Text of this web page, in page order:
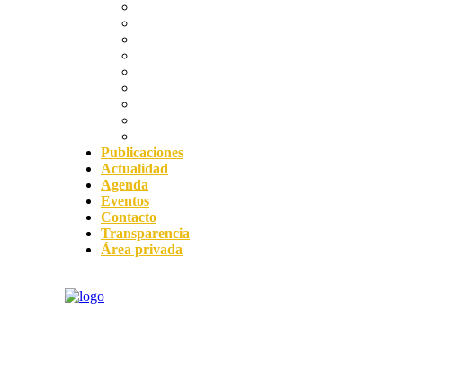
Publicaciones
Actualidad
Agenda
Eventos
Contacto
Transparencia
Área privada